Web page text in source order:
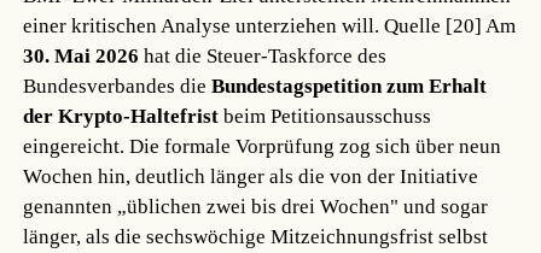
einer kritischen Analyse unterziehen will.Quelle [20] Am
30. Mai 2026 hat die Steuer-Taskforce des
Bundesverbandes dieBundestagspetition zum Erhalt
der Krypto-Haltefrist beim Petitionsausschuss
eingereicht. Die formale Vorprüfung zog sich über neun
Wochen hin, deutlich länger als die von der Initiative
genannten „üblichen zwei bis drei Wochen" und sogar
länger, als die sechswöchige Mitzeichnungsfrist selbst